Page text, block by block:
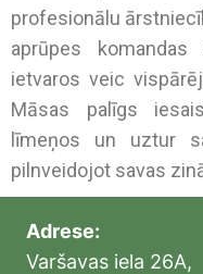
profesionālu
aprūpes
ietvaros veic
Māsas palīgs
līmeņos un uztur
pilnveidojot savas
Adrese:
Varšavas iela 26A,